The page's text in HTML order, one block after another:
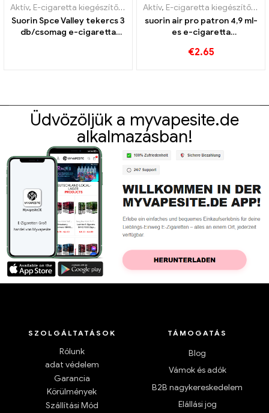
Aktív, E-cigaretta kiegészítők ,
Párologtató
Suorin Spce Valley tekercs 3
db/csomag e-cigaretta
Aktív, E-cigaretta kiegészítők ,
suorin air pro patron 4,9 ml-
es e-cigaretta
€2.65
Üdvözöljük a myvapesite.de
alkalmazásban!
SZOLGÁLTATÁSOK
Rólunk
adat védelem
Garancia
Körülmények
Szállítási Mód
TÁMOGATÁS
Blog
Vámok és adók
B2B nagykereskedelem
Elállási jog